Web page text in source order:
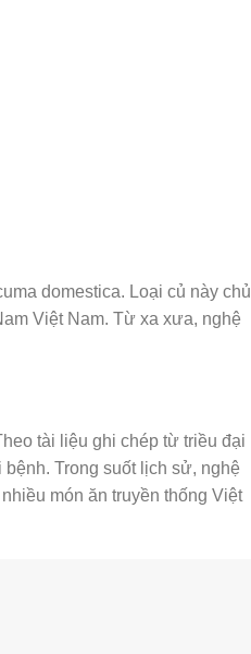
domestica. Loại củ này chủ
Việt Nam. Từ xa xưa, nghệ
tài liệu ghi chép từ triều đại
Trong suốt lịch sử, nghệ
món ăn truyền thống Việt